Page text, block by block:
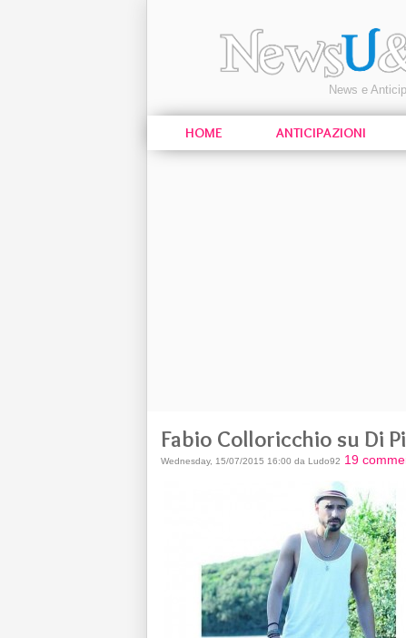
News e
HOME ANTICIPAZIONI
Fabio Colloricchio su Di
Wednesday, 15/07/2015 16:00 da Ludo92 19